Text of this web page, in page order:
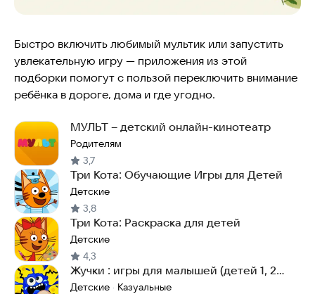
Быстро включить любимый мультик или запустить
увлекательную игру — приложения из этой
подборки помогут с пользой переключить внимание
ребёнка в дороге, дома и где угодно.
МУЛЬТ – детский онлайн-кинотеатр
Родителям
3,7
Три Кота: Обучающие Игры для Детей
Детские
3,8
Три Кота: Раскраска для детей
Детские
4,3
Жучки : игры для малышей (детей 1, 2
года 3 лет)
Детские · Казуальные